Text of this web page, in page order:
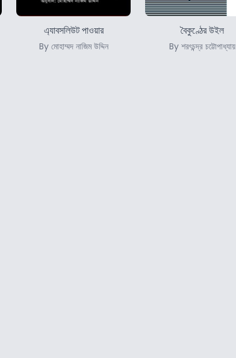
এ্যাবসলিউট পাওয়ার
By মোহাম্মদ নাজিম উদ্দিন
বৈকুণ্ঠের উইল
By শরৎচন্দ্র চট্টোপাধ্যায়